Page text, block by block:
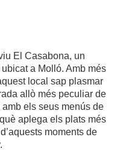
El Casabona, un
a Molló. Amb més
local sap plasmar
allò més peculiar de
els seus menús de
aplega els plats més
moments de